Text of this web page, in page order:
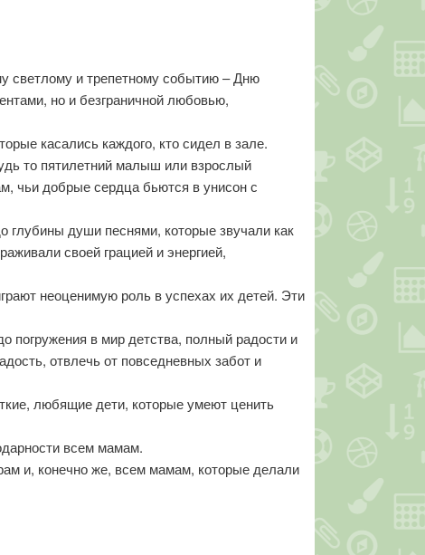
светлому и трепетному событию – Дню
но и безграничной любовью,
касались каждого, кто сидел в зале.
то пятилетний малыш или взрослый
чьи добрые сердца бьются в унисон с
души песнями, которые звучали как
своей грацией и энергией,
неоценимую роль в успехах их детей. Эти
погружения в мир детства, полный радости и
отвлечь от повседневных забот и
любящие дети, которые умеют ценить
всем мамам.
и, конечно же, всем мамам, которые делали